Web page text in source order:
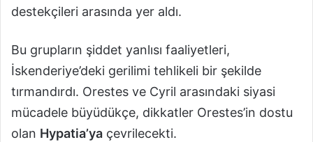
destekçileri arasında yer aldı.
Bu grupların şiddet yanlısı faaliyetleri,
İskenderiye’deki gerilimi tehlikeli bir şekilde
tırmandırdı. Orestes ve Cyril arasındaki siyasi
mücadele büyüdükçe, dikkatler Orestes’in dostu
olan Hypatia’ya çevrilecekti.